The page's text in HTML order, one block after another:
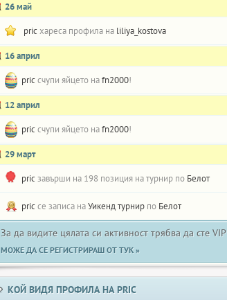
26 май
pricхареса профила на liliya_kostova
16 април
pricсчупи яйцето наfn2000!
12 април
pricсчупи яйцето наfn2000!
29 март
pricзавърши на 198 позиция на турнир по Белот
pricсе записа наУикенд турнир по Белот
За да видите цялата си активност трябва да сте VIP
МОЖЕ ДА СЕ РЕГИСТРИРАШ ОТ ТУК »
КОЙ ВИДЯ ПРОФИЛА НА PRIC